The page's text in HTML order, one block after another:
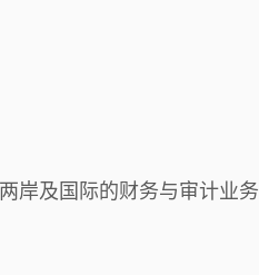
岸及国际的财务与审计业务